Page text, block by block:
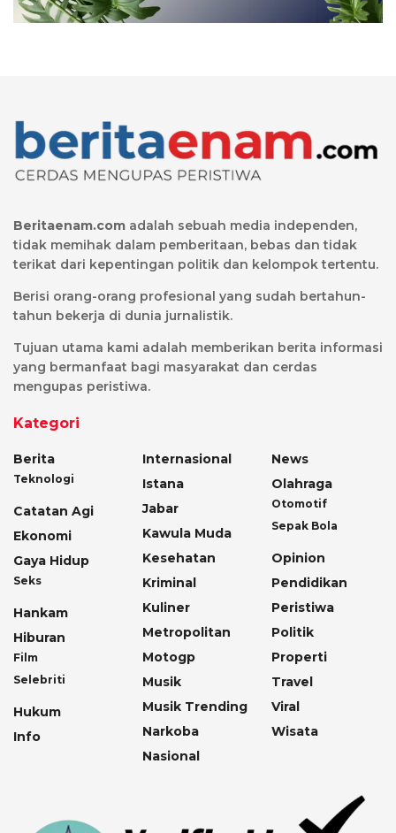
Beritaenam.com adalah sebuah media independen,
tidak memihak dalam pemberitaan, bebas dan tidak
terikat dari kepentingan politik dan kelompok tertentu.
Berisi orang-orang profesional yang sudah bertahun-
tahun bekerja di dunia jurnalistik.
Tujuan utama kami adalah memberikan berita informasi
yang bermanfaat bagi masyarakat dan cerdas
mengupas peristiwa.
Kategori
Berita
Teknologi
Catatan Agi
Ekonomi
Gaya Hidup
Seks
Hankam
Hiburan
Film
Selebriti
Hukum
Info
Internasional
Istana
Jabar
Kawula Muda
Kesehatan
Kriminal
Kuliner
Metropolitan
Motogp
Musik
Musik Trending
Narkoba
Nasional
News
Olahraga
Otomotif
Sepak Bola
Opinion
Pendidikan
Peristiwa
Politik
Properti
Travel
Viral
Wisata